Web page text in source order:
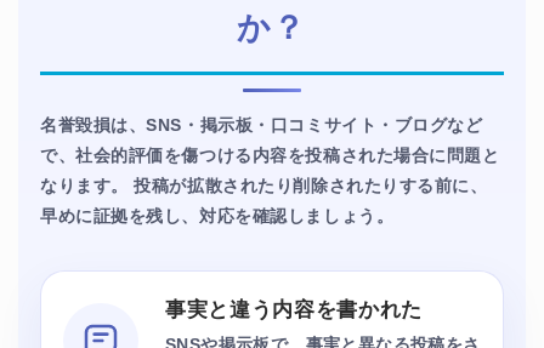
か？
名誉毀損は、SNS・掲示板・口コミサイト・ブログなど
で、社会的評価を傷つける内容を投稿された場合に問題と
なります。 投稿が拡散されたり削除されたりする前に、
早めに証拠を残し、対応を確認しましょう。
事実と違う内容を書かれた